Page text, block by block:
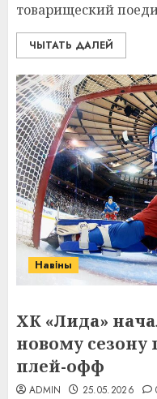
товарищеский
ЧЫТАТЬ ДАЛЕЙ
Навіны
ХК «Лида»
новому сезону
плей-офф
ADMIN 25.05.2026